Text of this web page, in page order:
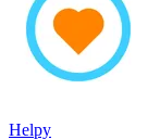
Helpy